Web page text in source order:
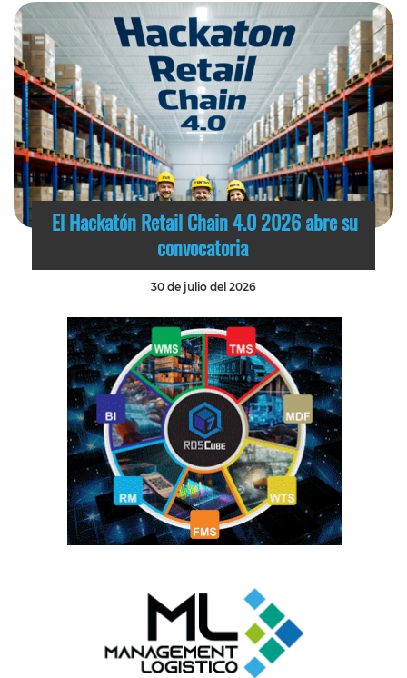
El Hackatón Retail Chain 4.0 2026 abre su
convocatoria
30 de julio del 2026